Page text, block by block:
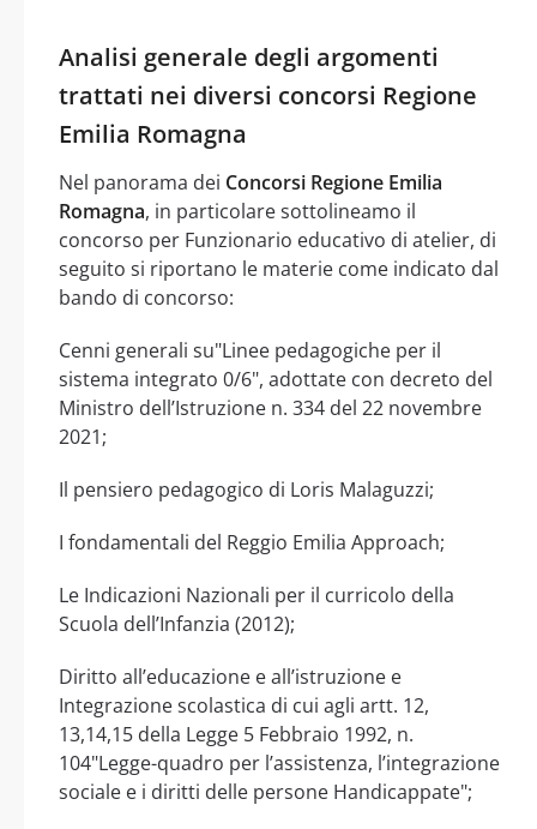
Analisi generale degli argomenti
trattati nei diversi concorsi Regione
Emilia Romagna
Nel panorama dei Concorsi Regione Emilia
Romagna, in particolare sottolineamo il
concorso per Funzionario educativo di atelier, di
seguito si riportano le materie come indicato dal
bando di concorso:
Cenni generali su"Linee pedagogiche per il
sistema integrato 0/6", adottate con decreto del
Ministro dell’Istruzione n. 334 del 22 novembre
2021;
Il pensiero pedagogico di Loris Malaguzzi;
I fondamentali del Reggio Emilia Approach;
Le Indicazioni Nazionali per il curricolo della
Scuola dell’Infanzia (2012);
Diritto all’educazione e all’istruzione e
Integrazione scolastica di cui agli artt. 12,
13,14,15 della Legge 5 Febbraio 1992, n.
104"Legge-quadro per l’assistenza, l’integrazione
sociale e i diritti delle persone Handicappate";